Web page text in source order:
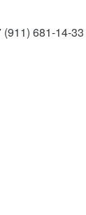
(911) 681-14-33